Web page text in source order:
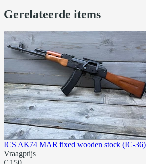
Gerelateerde items
ICS AK74 MAR fixed wooden stock (IC-36)
Vraagprijs
€ 150